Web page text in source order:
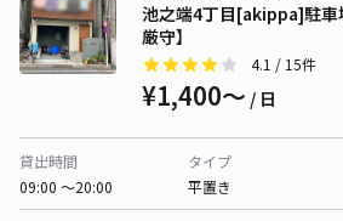
池之端4丁目[akippa]駐
厳守】
4.1 / 15件
¥1,400〜 / 日
貸出時間
09:00 〜20:00
タイプ
平置き